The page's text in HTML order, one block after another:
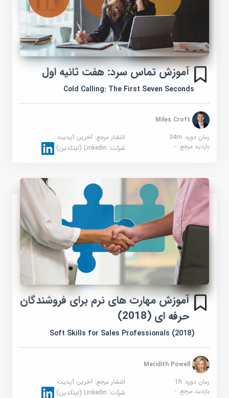
آموزش تماس سرد: هفت ثانیه اول
Cold Calling: The First Seven Seconds
Miles Croft
زمان دوره: 34m
انتشار مرجع:آخرین آپدیت
بازدید مرجع:- شرکت:Linkedin (لینکدین)
آموزش مهارت های نرم برای فروشندگان
حرفه ای (2018)
Soft Skills for Sales Professionals (2018)
Meridith Powell
زمان دوره: 1h
انتشار مرجع:آخرین آپدیت
بازدید مرجع:- شرکت:Linkedin (لینکدین)